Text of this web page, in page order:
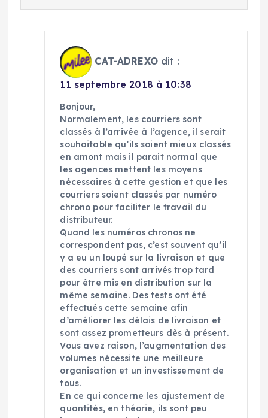
CAT-ADREXO dit :
11 septembre 2018 à 10:38
Bonjour,
Normalement, les courriers sont
classés à l’arrivée à l’agence, il serait
souhaitable qu’ils soient mieux classés
en amont mais il parait normal que
les agences mettent les moyens
nécessaires à cette gestion et que les
courriers soient classés par numéro
chrono pour faciliter le travail du
distributeur.
Quand les numéros chronos ne
correspondent pas, c’est souvent qu’il
y a eu un loupé sur la livraison et que
des courriers sont arrivés trop tard
pour être mis en distribution sur la
même semaine. Des tests ont été
effectués cette semaine afin
d’améliorer les délais de livraison et
sont assez prometteurs dès à présent.
Vous avez raison, l’augmentation des
volumes nécessite une meilleure
organisation et un investissement de
tous.
En ce qui concerne les ajustement de
quantités, en théorie, ils sont peu